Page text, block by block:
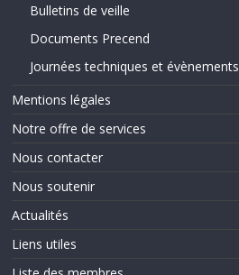
Bulletins de veille
Documents Precend
Journées techniques et évènements
Mentions légales
Notre offre de services
Nous contacter
Nous soutenir
Actualités
Liens utiles